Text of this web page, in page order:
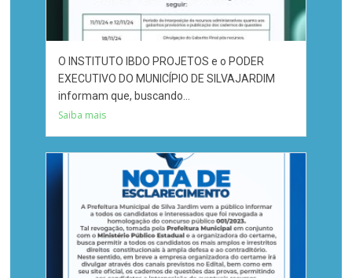
O INSTITUTO IBDO PROJETOS e o PODER
EXECUTIVO DO MUNICÍPIO DE SILVAJARDIM
informam que, buscando...
Saiba mais